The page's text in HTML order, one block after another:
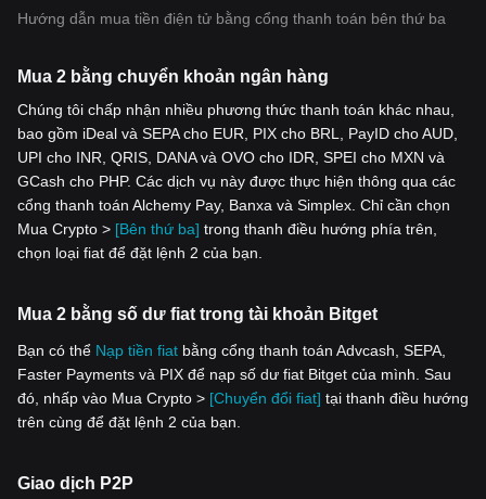
Hướng dẫn mua tiền điện tử bằng cổng thanh toán bên thứ ba
Mua 2 bằng chuyển khoản ngân hàng
Chúng tôi chấp nhận nhiều phương thức thanh toán khác nhau,
bao gồm iDeal và SEPA cho EUR, PIX cho BRL, PayID cho AUD,
UPI cho INR, QRIS, DANA và OVO cho IDR, SPEI cho MXN và
GCash cho PHP. Các dịch vụ này được thực hiện thông qua các
cổng thanh toán Alchemy Pay, Banxa và Simplex. Chỉ cần chọn
Mua Crypto > [Bên thứ ba] trong thanh điều hướng phía trên,
chọn loại fiat để đặt lệnh 2 của bạn.
Mua 2 bằng số dư fiat trong tài khoản Bitget
Bạn có thể Nạp tiền fiat bằng cổng thanh toán Advcash, SEPA,
Faster Payments và PIX để nạp số dư fiat Bitget của mình. Sau
đó, nhấp vào Mua Crypto > [Chuyển đổi fiat] tại thanh điều hướng
trên cùng để đặt lệnh 2 của bạn.
Giao dịch P2P